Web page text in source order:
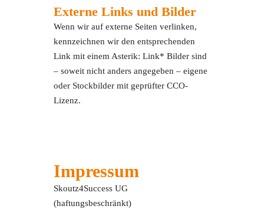
Externe Links und Bilder
Wenn wir auf externe Seiten verlinken,
kennzeichnen wir den entsprechenden
Link mit einem Asterik: Link* Bilder sind
– soweit nicht anders angegeben – eigene
oder Stockbilder mit geprüfter CCO-
Lizenz.
Impressum
Skoutz4Success UG
(haftungsbeschränkt)